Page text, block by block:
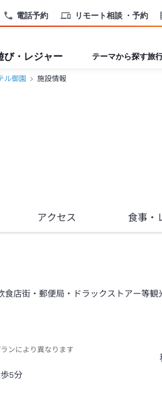
電話予約 リモート相談 ・予約
び・レジャー テーマから探す旅
ル御園 施設情報
アクセス 食事・
店街・郵便局・ドラックストアー等
ンにより異なります
5分